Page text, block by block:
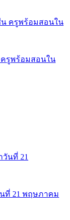
ครูพร้อมสอนใน
ที่ 21 พฤษภาคม